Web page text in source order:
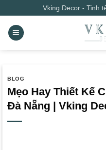
qua
nội
dung
Vking Decor - Tinh
BLOG
Mẹo Hay Thiết Kế
Đà Nẵng | Vking